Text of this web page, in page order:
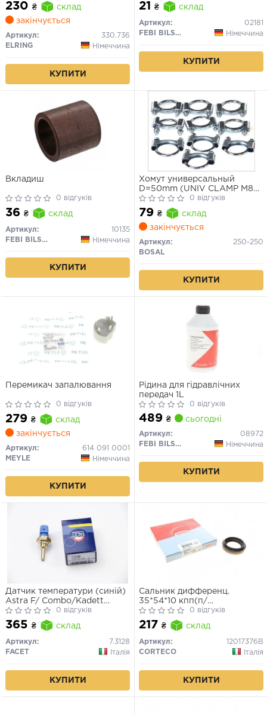
230 ₴
склад
закінчується
Артикул:
330.736
ELRING
Німеччина
КУПИТИ
21 ₴ склад
Артикул:
02181
FEBI BILSTEIN
Німеччина
КУПИТИ
Вкладиш
0 відгуків
36 ₴ склад
Артикул:
10135
FEBI BILSTEIN
Німеччина
КУПИТИ
Хомут универсальный
D=50mm (UNIV CLAMP M8
50MM) 1шт.
0 відгуків
79 ₴
склад
закінчується
Артикул:
250-250
BOSAL
КУПИТИ
Перемикач запалювання
0 відгуків
279 ₴
склад
закінчується
Артикул:
614 091 0001
MEYLE
Німеччина
КУПИТИ
Рідина для гідравлічних
передач 1L
0 відгуків
489 ₴ сьогодні
Артикул:
08972
FEBI BILSTEIN
Німеччина
КУПИТИ
Датчик температури (синій)
Astra F/ Combo/Kadett
E/BMW (E36, E34) 1.1-3.5 82-
16
0 відгуків
365 ₴ склад
Артикул:
7.3128
FACET
Італія
КУПИТИ
Сальник дифференц.
35*54*10 кпп(п/
вісь)F10/F13/F15/F17
Kadett,Astra
0 відгуків
217 ₴ склад
Артикул:
12017376B
CORTECO
Італія
КУПИТИ